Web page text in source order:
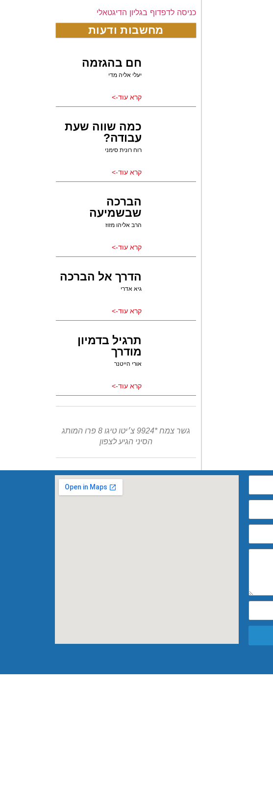
כניסה לדפדוף בגליון הדיגטאלי
מחשבות ודעות
חם בהגזמה
יעלי אליה מדי
קרא עוד->
כמה שווה שעת
עבודה?
רוח רונית סימני
קרא עוד->
הברכה
שבשמיעה
הרב אליהו מזוז
קרא עוד->
הדרך אל הברכה
גיא אדרי
קרא עוד->
תרגיל בדמיון
מודרך
אורי הייטנר
קרא עוד->
גשר צמח *9924 צ׳יטו טיגו 8 פרו המותג
הסיני הגיע לצפון